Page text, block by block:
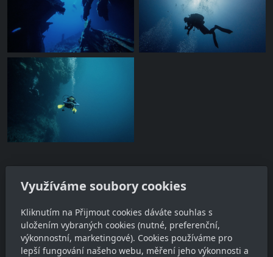
Ing. Jan Habětín
Vyšehořovice 98, 250 87 Vyšehořovice
Využíváme soubory cookies
Kliknutím na Přijmout cookies dáváte souhlas s
uložením vybraných cookies (nutné, preferenční,
výkonnostní, marketingové). Cookies používáme pro
lepší fungování našeho webu, měření jeho výkonnosti a